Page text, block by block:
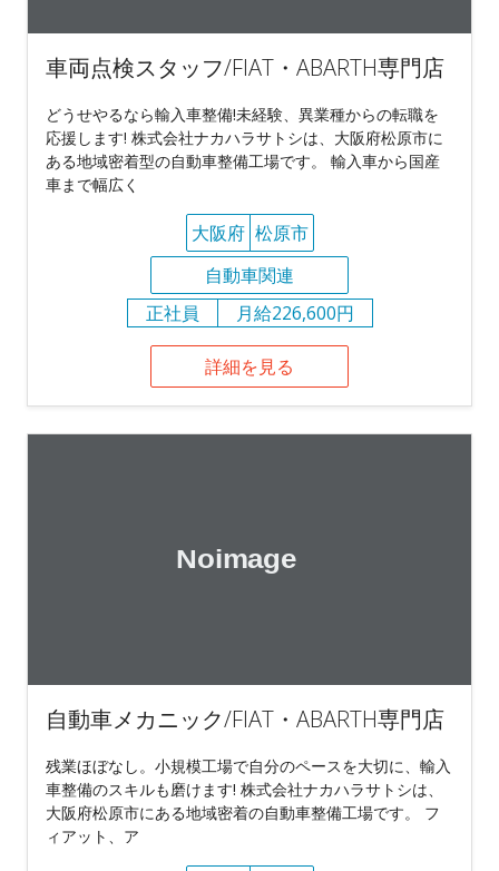
車両点検スタッフ/FIAT・ABARTH専門店
どうせやるなら輸入車整備!未経験、異業種からの転職を
応援します! 株式会社ナカハラサトシは、大阪府松原市に
ある地域密着型の自動車整備工場です。 輸入車から国産
車まで幅広く
大阪府 松原市
自動車関連
正社員
月給226,600円
詳細を見る
自動車メカニック/FIAT・ABARTH専門店
残業ほぼなし。小規模工場で自分のペースを大切に、輸入
車整備のスキルも磨けます! 株式会社ナカハラサトシは、
大阪府松原市にある地域密着の自動車整備工場です。 フ
ィアット、ア